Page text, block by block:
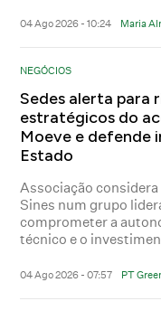
04 Ago 2026 - 10:24 Maria
NEGÓCIOS
Sedes alerta para
estratégicos do
Moeve e defende
Estado
Associação
Sines num grupo
comprometer a
técnico e o
04 Ago 2026 - 07:57 PT